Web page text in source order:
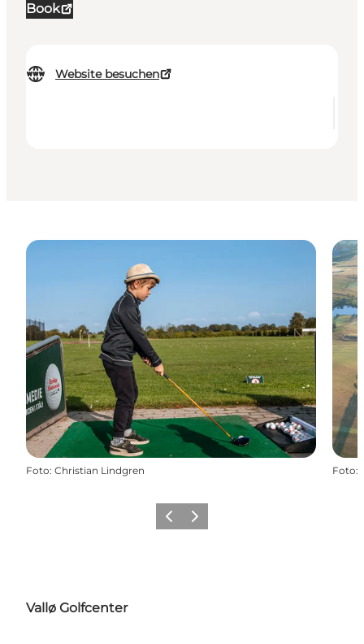
Book
Website besuchen
Foto: Christian Lindgren Foto:
ZurückWeiter
Vallø Golfcenter